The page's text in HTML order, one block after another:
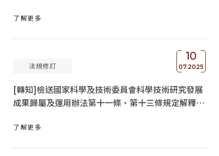
了解更多
10
07.2025
法規修訂
[轉知]檢送國家科學及技術委員會科學技術研究發展
成果歸屬及運用辦法第十一條、第十三條規定解釋令
了解更多